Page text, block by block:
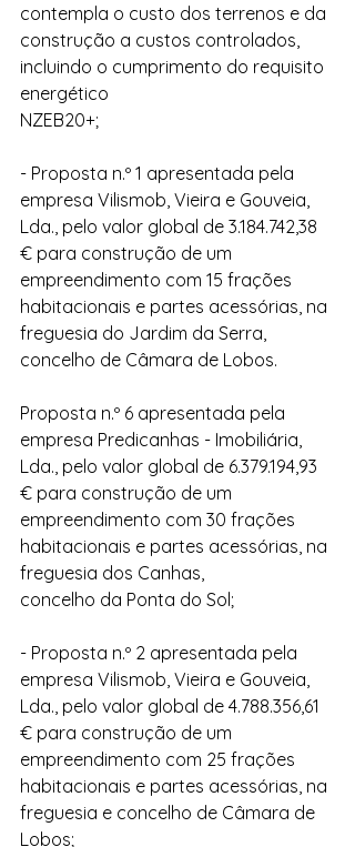
contempla o custo dos terrenos e da
construção a custos controlados,
incluindo o cumprimento do requisito
energético
NZEB20+;
- Proposta n.º 1 apresentada pela
empresa Vilismob, Vieira e Gouveia,
Lda., pelo valor global de 3.184.742,38
€ para construção de um
empreendimento com 15 frações
habitacionais e partes acessórias, na
freguesia do Jardim da Serra,
concelho de Câmara de Lobos.
Proposta n.º 6 apresentada pela
empresa Predicanhas - Imobiliária,
Lda., pelo valor global de 6.379.194,93
€ para construção de um
empreendimento com 30 frações
habitacionais e partes acessórias, na
freguesia dos Canhas,
concelho da Ponta do Sol;
- Proposta n.º 2 apresentada pela
empresa Vilismob, Vieira e Gouveia,
Lda., pelo valor global de 4.788.356,61
€ para construção de um
empreendimento com 25 frações
habitacionais e partes acessórias, na
freguesia e concelho de Câmara de
Lobos;